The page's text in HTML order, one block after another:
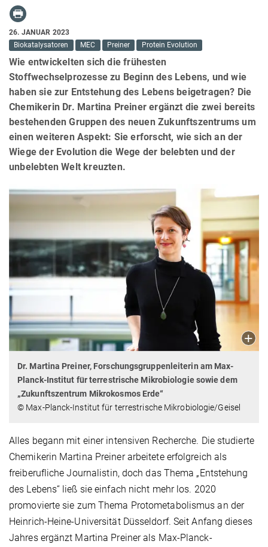
26. JANUAR 2023
Biokatalysatoren
MEC Preiner Protein Evolution
Wie entwickelten sich die frühesten
Stoffwechselprozesse zu Beginn des Lebens, und wie
haben sie zur Entstehung des Lebens beigetragen? Die
Chemikerin Dr. Martina Preiner ergänzt die zwei bereits
bestehenden Gruppen des neuen Zukunftszentrums um
einen weiteren Aspekt: Sie erforscht, wie sich an der
Wiege der Evolution die Wege der belebten und der
unbelebten Welt kreuzten.
Dr. Martina Preiner, Forschungsgruppenleiterin am Max-
Planck-Institut für terrestrische Mikrobiologie sowie dem
„Zukunftszentrum Mikrokosmos Erde“
© Max-Planck-Institut für terrestrische Mikrobiologie/Geisel
Alles begann mit einer intensiven Recherche. Die studierte
Chemikerin Martina Preiner arbeitete erfolgreich als
freiberufliche Journalistin, doch das Thema „Entstehung
des Lebens“ ließ sie einfach nicht mehr los. 2020
promovierte sie zum Thema Protometabolismus an der
Heinrich-Heine-Universität Düsseldorf. Seit Anfang dieses
Jahres ergänzt Martina Preiner als Max-Planck-